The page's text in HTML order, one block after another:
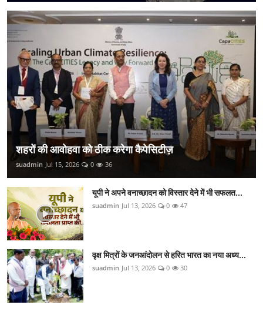
शहरों की आवोहवा को ठीक करेगा कैपेसिटीज़
suadmin Jul 15, 2026 0 36
यूपी ने अपने वनाच्छादन को विस्तार देने में भी सफलत...
suadmin Jul 13, 2026 0 47
वृक्ष मित्रों के जनआंदोलन से हरित भारत का नया अध्य...
suadmin Jul 13, 2026 0 30